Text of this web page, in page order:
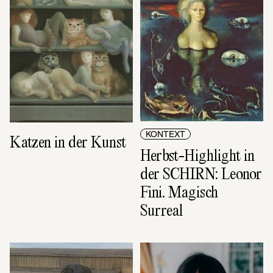
Katzen in der Kunst KONTEXT
Herbst-Highlight in
der SCHIRN: Leonor
Fini. Magisch
Surreal